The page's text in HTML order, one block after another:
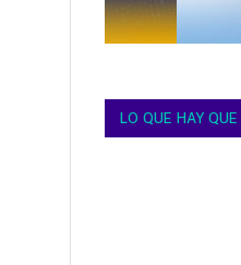
LO QUE HAY QUE